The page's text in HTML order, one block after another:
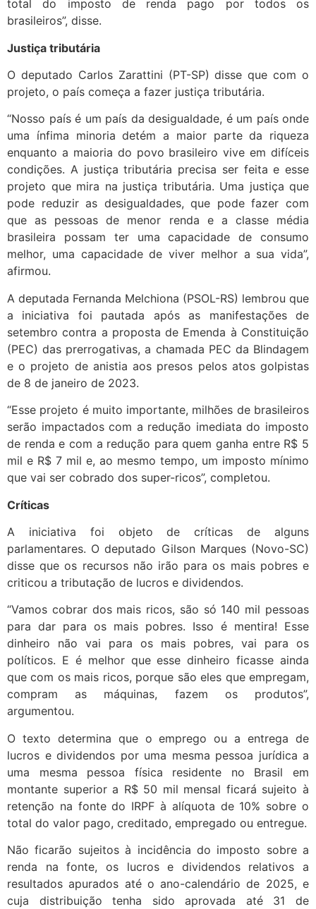
total do imposto de renda pago por todos os
brasileiros”, disse.
Justiça tributária
O deputado Carlos Zarattini (PT-SP) disse que com o
projeto, o país começa a fazer justiça tributária.
“Nosso país é um país da desigualdade, é um país onde
uma ínfima minoria detém a maior parte da riqueza
enquanto a maioria do povo brasileiro vive em difíceis
condições. A justiça tributária precisa ser feita e esse
projeto que mira na justiça tributária. Uma justiça que
pode reduzir as desigualdades, que pode fazer com
que as pessoas de menor renda e a classe média
brasileira possam ter uma capacidade de consumo
melhor, uma capacidade de viver melhor a sua vida”,
afirmou.
A deputada Fernanda Melchiona (PSOL-RS) lembrou que
a iniciativa foi pautada após as manifestações de
setembro contra a proposta de Emenda à Constituição
(PEC) das prerrogativas, a chamada PEC da Blindagem
e o projeto de anistia aos presos pelos atos golpistas
de 8 de janeiro de 2023.
“Esse projeto é muito importante, milhões de brasileiros
serão impactados com a redução imediata do imposto
de renda e com a redução para quem ganha entre R$ 5
mil e R$ 7 mil e, ao mesmo tempo, um imposto mínimo
que vai ser cobrado dos super-ricos”, completou.
Críticas
A iniciativa foi objeto de críticas de alguns
parlamentares. O deputado Gilson Marques (Novo-SC)
disse que os recursos não irão para os mais pobres e
criticou a tributação de lucros e dividendos.
“Vamos cobrar dos mais ricos, são só 140 mil pessoas
para dar para os mais pobres. Isso é mentira! Esse
dinheiro não vai para os mais pobres, vai para os
políticos. E é melhor que esse dinheiro ficasse ainda
que com os mais ricos, porque são eles que empregam,
compram as máquinas, fazem os produtos”,
argumentou.
O texto determina que o emprego ou a entrega de
lucros e dividendos por uma mesma pessoa jurídica a
uma mesma pessoa física residente no Brasil em
montante superior a R$ 50 mil mensal ficará sujeito à
retenção na fonte do IRPF à alíquota de 10% sobre o
total do valor pago, creditado, empregado ou entregue.
Não ficarão sujeitos à incidência do imposto sobre a
renda na fonte, os lucros e dividendos relativos a
resultados apurados até o ano-calendário de 2025, e
cuja distribuição tenha sido aprovada até 31 de